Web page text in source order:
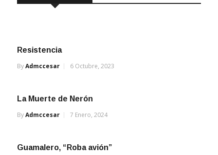
Resistencia
ByAdmccesar 6 Octubre, 2023
La Muerte de Nerón
ByAdmccesar 7 Enero, 2024
Guamalero, “Roba avión”